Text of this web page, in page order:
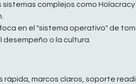
sistemas complejos como
en el "sistema operativo" de
o la cultura.
rápida, marcos claros, soporte